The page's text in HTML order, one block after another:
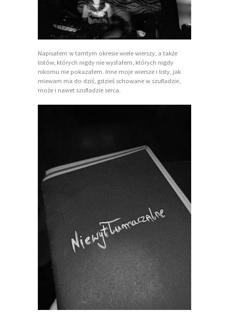
Napisałem w tamtym okresie wiele wierszy, a także
listów, których nigdy nie wysłałem, których nigdy
nikomu nie pokazałem. Inne moje wiersze i listy, jak
miewam ma do dziś, gdzieś schowane w szufladzie,
może i nawet szufladzie serca.